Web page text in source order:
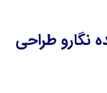
نگارو طراحی